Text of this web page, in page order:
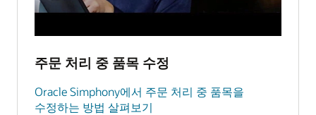
주문 처리 중 품목 수정
Oracle Simphony에서 주문 처리 중 품목을
수정하는 방법 살펴보기